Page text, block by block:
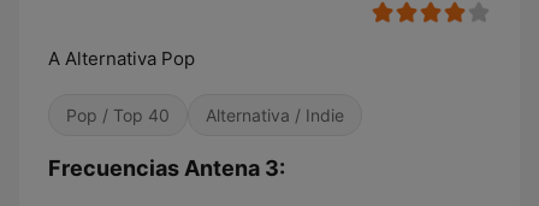
A Alternativa Pop
Pop / Top 40 Alternativa / Indie
Frecuencias Antena 3: